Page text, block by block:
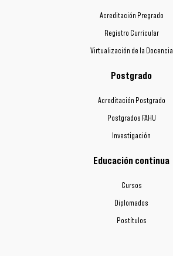
Acreditación Pregrado
Registro Curricular
Virtualización de la Docencia
Postgrado
Acreditación Postgrado
Postgrados FAHU
Investigación
Educación continua
Cursos
Diplomados
Postítulos